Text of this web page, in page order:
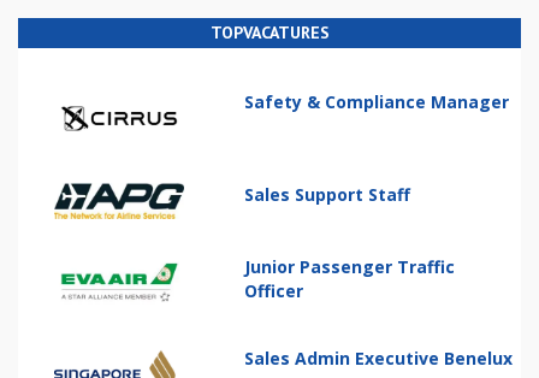
TOPVACATURES
Safety & Compliance Manager
Sales Support Staff
Junior Passenger Traffic
Officer
Sales Admin Executive Benelux